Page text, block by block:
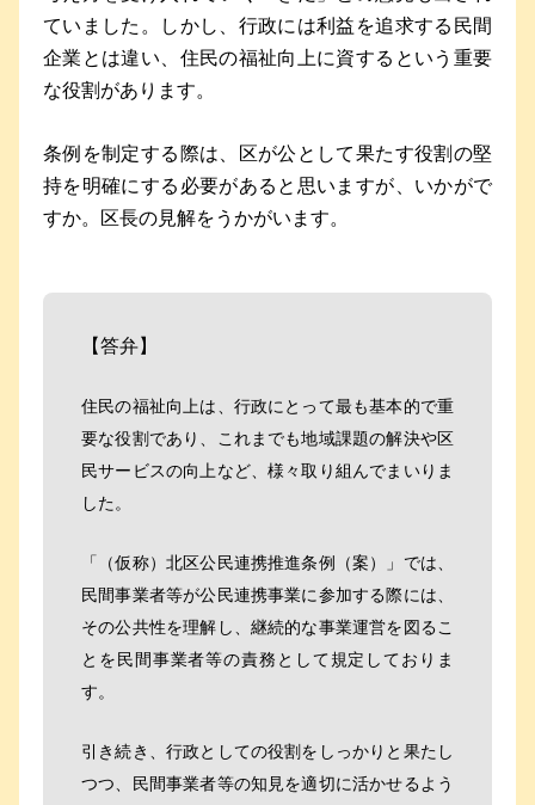
ていました。しかし、行政には利益を追求する民間
企業とは違い、住民の福祉向上に資するという重要
な役割があります。
条例を制定する際は、区が公として果たす役割の堅
持を明確にする必要があると思いますが、いかがで
すか。区長の見解をうかがいます。
【答弁】
住民の福祉向上は、行政にとって最も基本的で重
要な役割であり、これまでも地域課題の解決や区
民サービスの向上など、様々取り組んでまいりま
した。
「（仮称）北区公民連携推進条例（案）」では、
民間事業者等が公民連携事業に参加する際には、
その公共性を理解し、継続的な事業運営を図るこ
とを民間事業者等の責務として規定しておりま
す。
引き続き、行政としての役割をしっかりと果たし
つつ、民間事業者等の知見を適切に活かせるよう